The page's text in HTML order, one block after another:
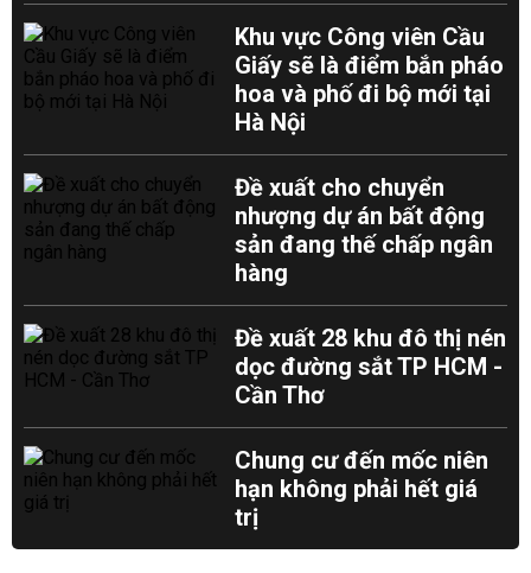
Khu vực Công viên Cầu
Giấy sẽ là điểm bắn pháo
hoa và phố đi bộ mới tại
Hà Nội
Đề xuất cho chuyển
nhượng dự án bất động
sản đang thế chấp ngân
hàng
Đề xuất 28 khu đô thị nén
dọc đường sắt TP HCM -
Cần Thơ
Chung cư đến mốc niên
hạn không phải hết giá
trị